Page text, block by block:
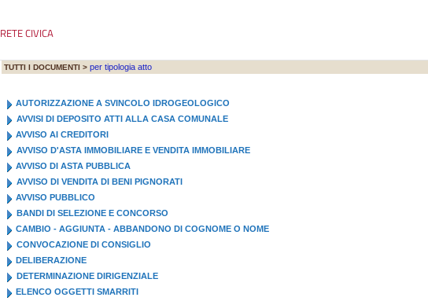
RETE CIVICA
TUTTI I DOCUMENTI > per tipologia atto
AUTORIZZAZIONE A SVINCOLO IDROGEOLOGICO
AVVISI DI DEPOSITO ATTI ALLA CASA COMUNALE
AVVISO AI CREDITORI
AVVISO D'ASTA IMMOBILIARE E VENDITA IMMOBILIARE
AVVISO DI ASTA PUBBLICA
AVVISO DI VENDITA DI BENI PIGNORATI
AVVISO PUBBLICO
BANDI DI SELEZIONE E CONCORSO
CAMBIO - AGGIUNTA - ABBANDONO DI COGNOME O NOME
CONVOCAZIONE DI CONSIGLIO
DELIBERAZIONE
DETERMINAZIONE DIRIGENZIALE
ELENCO OGGETTI SMARRITI